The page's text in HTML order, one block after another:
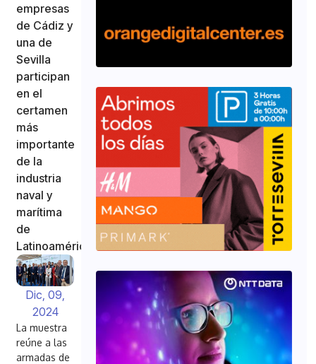
empresas
de Cádiz y
una de
Sevilla
participan
en el
certamen
más
importante
de la
industria
naval y
marítima
de
Latinoamérica
Dic, 09,
2024
La muestra
reúne a las
armadas de